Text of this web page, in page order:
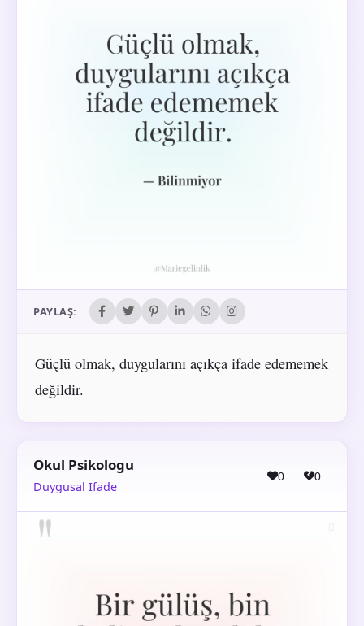
PAYLAŞ:
Güçlü olmak, duygularını açıkça ifade edememek
değildir.
Okul Psikologu
Duygusal İfade
0 0